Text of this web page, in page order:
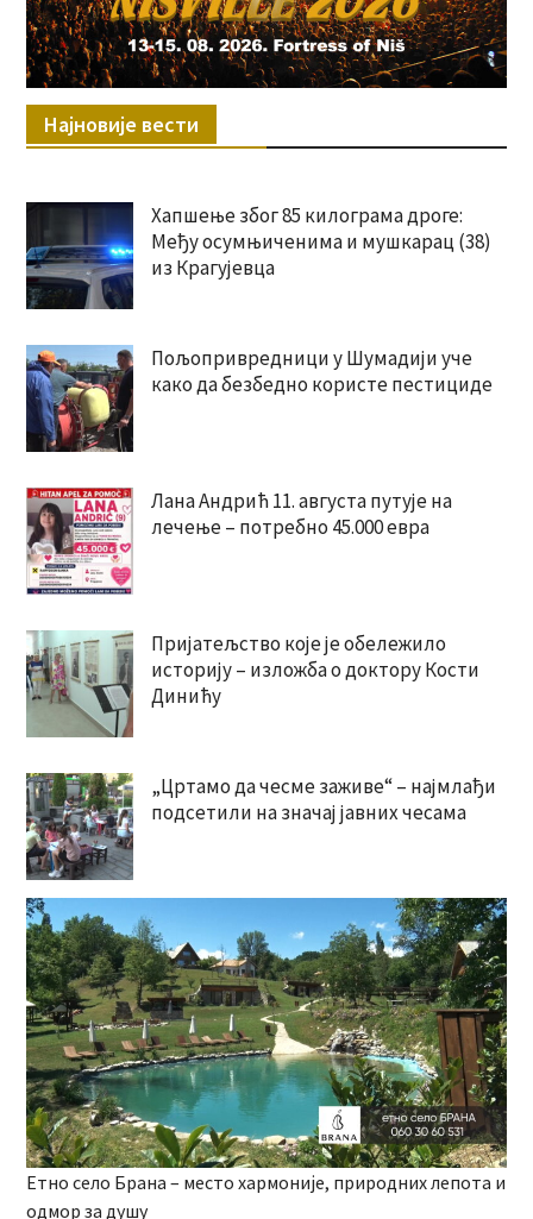
Најновије вести
Хапшење због 85 килограма дроге:
Међу осумњиченима и мушкарац (38)
из Крагујевца
Пољопривредници у Шумадији уче
како да безбедно користе пестициде
Лана Андрић 11. августа путује на
лечење – потребно 45.000 евра
Пријатељство које је обележило
историју – изложба о доктору Кости
Динићу
„Цртамо да чесме заживе“ – најмлађи
подсетили на значај јавних чесама
Етно село Брана – место хармоније, природних лепота и
одмор за душу